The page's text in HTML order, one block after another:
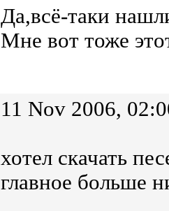
Да,всё-таки
Мне вот тоже
11 Nov 2006,
хотел скачать
главное больше